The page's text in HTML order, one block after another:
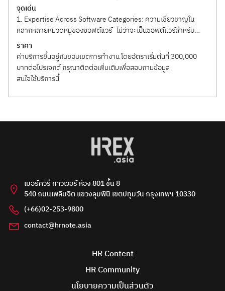
จุดเด่น
1. Expertise Across Software Categories: ความเชี่ยวชาญใน
หลากหลายหมวดหมู่ของซอฟต์แวร์ ไม่ว่าจะเป็นซอฟต์แวร์สำหรับ
Accounting and ERPs Human...
ราคา
ค่าบริการขึ้นอยู่กับขอบเขตการทำงาน โดยอัตราเริ่มต้นที่ 300,000
บาทต่อโปรเจกต์ กรุณาติดต่อเพิ่มเติมเพื่อสอบถามข้อมูล
สนใจใช้บริการนี้
เมอร์คิวรี่ ทาวเวอร์ ห้อง 801 ชั้น 8
540 ถนนเพลินจิต แขวงลุมพินี เขตปทุมวัน กรุงเทพฯ 10330
(+66)02-253-9800
contact@hrnote.asia
HR Content
HR Community
นโยบายความเป็นส่วนตัว